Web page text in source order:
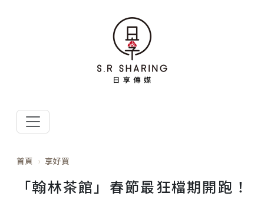
首頁 享好買
「翰林茶館」春節最狂檔期開跑！